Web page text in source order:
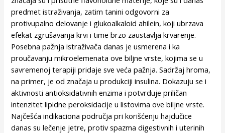
predmet istraživanja, zatim tanini odgovorni za
protivupalno delovanje i glukoalkaloid ahilein, koji ubrzava
efekat zgrušavanja krvi i time brzo zaustavlja krvarenje.
Posebna pažnja istraživača danas je usmerena i ka
proučavanju mikroelemenata ove biljne vrste, kojima se u
savremenoj terapiji pridaje sve veća pažnja. Sadržaj hroma,
na primer, je od značaja u produkciji insulina. Dokazuju se i
aktivnosti antioksidativnih enzima i potvrduje priličan
intenzitet lipidne peroksidacije u listovima ove biljne vrste.
Najčešća indikaciona područja pri korišćenju hajdučice
danas su lečenje jetre, protiv spazma digestivnih i uterinih